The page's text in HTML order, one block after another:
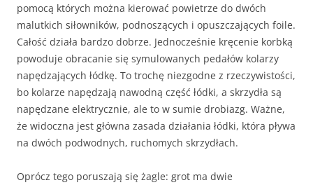
pomocą których można kierować powietrze do dwóch
malutkich siłowników, podnoszących i opuszczających foile.
Całość działa bardzo dobrze. Jednocześnie kręcenie korbką
powoduje obracanie się symulowanych pedałów kolarzy
napędzających łódkę. To trochę niezgodne z rzeczywistości,
bo kolarze napędzają nawodną część łódki, a skrzydła są
napędzane elektrycznie, ale to w sumie drobiazg. Ważne,
że widoczna jest główna zasada działania łódki, która pływa
na dwóch podwodnych, ruchomych skrzydłach.
Oprócz tego poruszają się żagle: grot ma dwie